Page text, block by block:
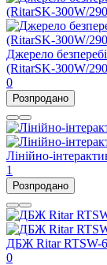
Джерело
(RitarSK-300W/
0
Розпродано
Лінійно-
1
Розпродано
ДБЖ Ritar RTSW-
0